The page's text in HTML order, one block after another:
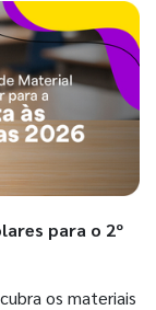
para o 2º
os materiais